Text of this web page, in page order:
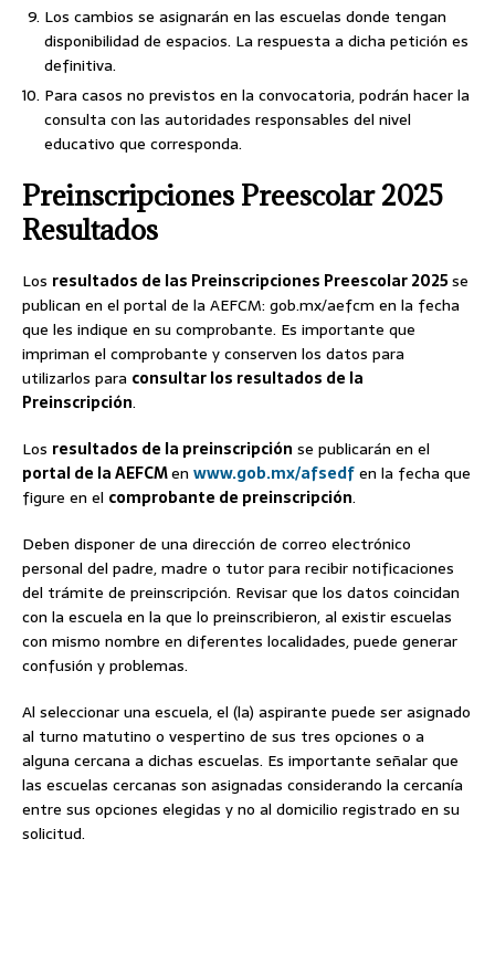
Los cambios se asignarán en las escuelas donde tengan
disponibilidad de espacios. La respuesta a dicha petición es
definitiva.
Para casos no previstos en la convocatoria, podrán hacer la
consulta con las autoridades responsables del nivel
educativo que corresponda.
Preinscripciones Preescolar 2025
Resultados
Los resultados de las Preinscripciones Preescolar 2025se
publican en el portal de la AEFCM: gob.mx/aefcm en la fecha
que les indique en su comprobante. Es importante que
impriman el comprobante y conserven los datos para
utilizarlos para consultar los resultados de la
Preinscripción.
Los resultados de la preinscripción se publicarán en el
portal de la AEFCMen www.gob.mx/afsedfen la fecha que
figure en el comprobante de preinscripción.
Deben disponer de una dirección de correo electrónico
personal del padre, madre o tutor para recibir notificaciones
del trámite de preinscripción. Revisar que los datos coincidan
con la escuela en la que lo preinscribieron, al existir escuelas
con mismo nombre en diferentes localidades, puede generar
confusión y problemas.
Al seleccionar una escuela, el (la) aspirante puede ser asignado
al turno matutino o vespertino de sus tres opciones o a
alguna cercana a dichas escuelas. Es importante señalar que
las escuelas cercanas son asignadas considerando la cercanía
entre sus opciones elegidas y no al domicilio registrado en su
solicitud.